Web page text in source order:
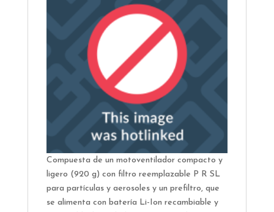
Compuesta de un motoventilador compacto y
ligero (920 g) con filtro reemplazable P R SL
para partículas y aerosoles y un prefiltro, que
se alimenta con batería Li-Ion recambiable y